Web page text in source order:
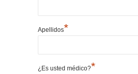
Apellidos*
¿Es usted médico?*